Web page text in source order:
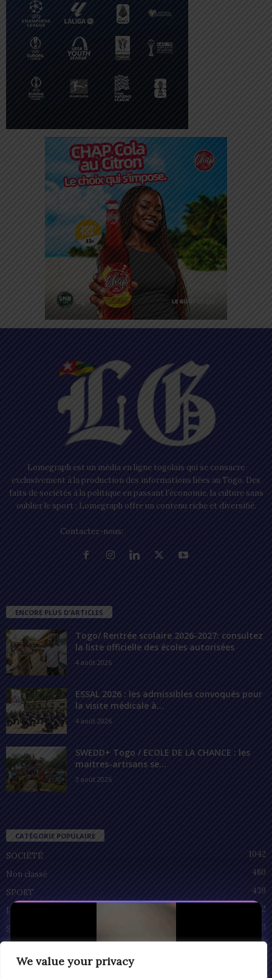
We value your privacy
Lomegraph est un média en ligne togolais qui se consacre
exclusivement à la production des informations liées au Togo. Des
faits de sociétés à la politique en passant l’économie, la culture sans
oublier le sport ; Lomegraph offre un contenu riche et diversifié.
Contactez-nous:
ENCORE PLUS D'ARTICLES
Togo/ Rentrée scolaire 2026-2027: consultez
la liste officielle des écoles autorisées
4 août 2026
ESSAL 2026 : les admissibles convoqués pour
la visite médicale à...
4 août 2026
SWEDD+ Togo / ECOLE DE LA CHANCE : les
maitres-artisans se...
3 août 2026
CATÉGORIE POPULAIRE
SOCIÉTÉ
1042
Non classé
480
SPORT
439
POLITIQUE
212
SANTÉ
93
55
CULTURE